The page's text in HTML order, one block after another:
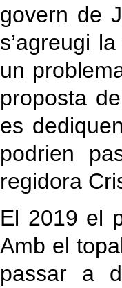
govern de
s’agreugi
un
proposta
es
podrien
regidora
El 2019 el
Amb el
passar a